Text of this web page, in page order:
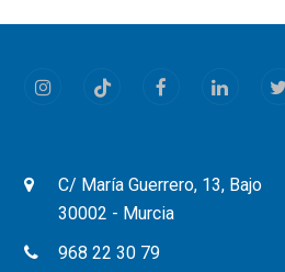
InstagramTiktok FacebookLinkedIn
C/ María Guerrero, 13, Bajo
30002 - Murcia
968 22 30 79